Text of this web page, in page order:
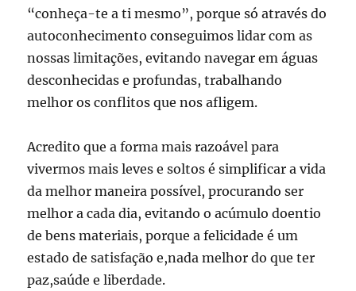
“conheça-te a ti mesmo”, porque só através do
autoconhecimento conseguimos lidar com as
nossas limitações, evitando navegar em águas
desconhecidas e profundas, trabalhando
melhor os conflitos que nos afligem.
Acredito que a forma mais razoável para
vivermos mais leves e soltos é simplificar a vida
da melhor maneira possível, procurando ser
melhor a cada dia, evitando o acúmulo doentio
de bens materiais, porque a felicidade é um
estado de satisfação e,nada melhor do que ter
paz,saúde e liberdade.